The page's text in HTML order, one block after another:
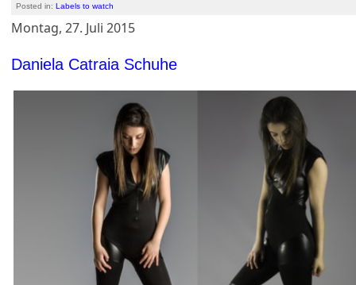
Posted in:Labels to watch
Montag, 27. Juli 2015
Daniela Catraia Schuhe